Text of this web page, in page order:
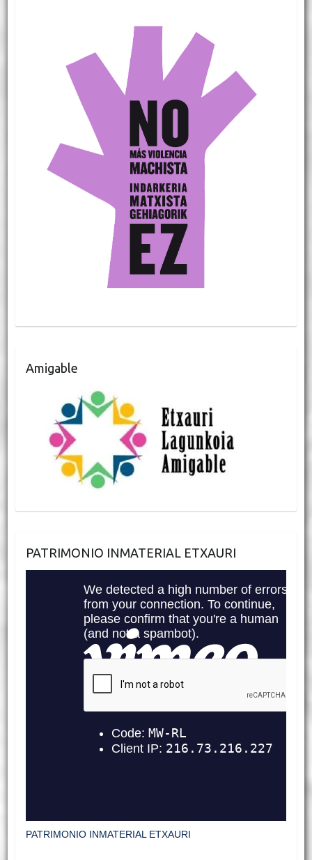
Amigable
PATRIMONIO INMATERIAL ETXAURI
PATRIMONIO INMATERIAL ETXAURI